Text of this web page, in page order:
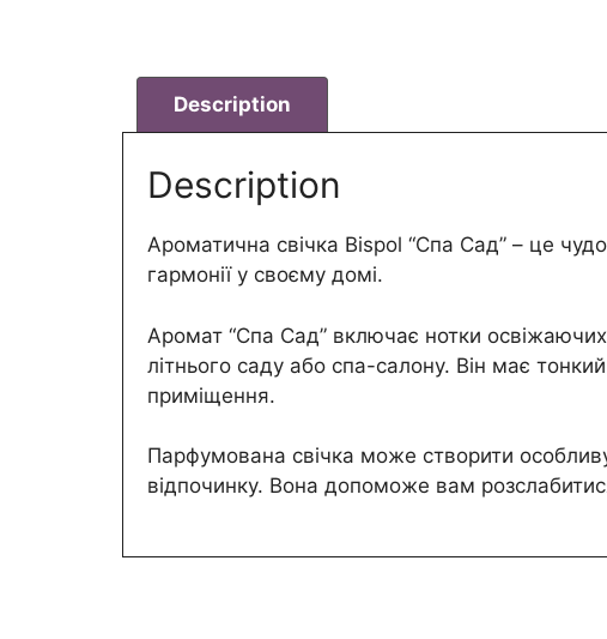
Description
Description
Ароматична свічка Bispol “Спа Сад” – це
гармонії у своєму домі.
Аромат “Спа Сад” включає нотки
літнього саду або спа-салону. Він має
приміщення.
Парфумована свічка може створити
відпочинку. Вона допоможе вам